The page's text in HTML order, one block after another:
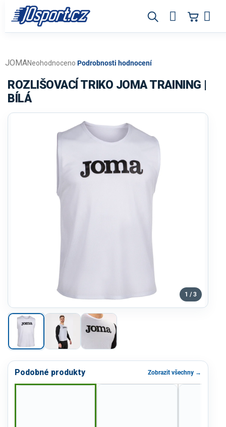
obsah
Průměrné
produktu
je
0,0
Neohodnoceno Podrobnosti hodnocení
JOMA
ROZLIŠOVACÍ TRIKO JOMA TRAINING |
BÍLÁ
1 / 3
Podobné produkty Zobrazit všechny →